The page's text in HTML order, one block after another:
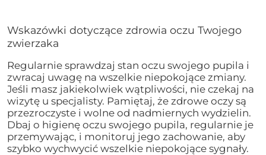
Wskazówki dotyczące zdrowia oczu Twojego
zwierzaka
Regularnie sprawdzaj stan oczu swojego pupila i
zwracaj uwagę na wszelkie niepokojące zmiany.
Jeśli masz jakiekolwiek wątpliwości, nie czekaj na
wizytę u specjalisty. Pamiętaj, że zdrowe oczy są
przezroczyste i wolne od nadmiernych wydzielin.
Dbaj o higienę oczu swojego pupila, regularnie je
przemywając, i monitoruj jego zachowanie, aby
szybko wychwycić wszelkie niepokojące sygnały.